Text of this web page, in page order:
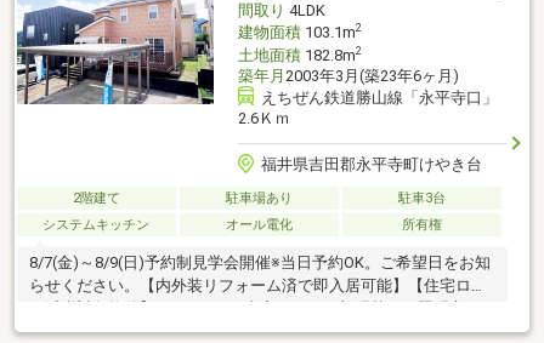
間取り 4LDK
建物面積103.1m2
土地面積182.8m2
築年月 2003年3月(築23年6ヶ月)
えちぜん鉄道勝山線「永平寺口」
2.6Ｋｍ
福井県吉田郡永平寺町けやき台
2階建て 駐車場あり
駐車3台
システムキッチン
オール電化 所有権
8/7(金)～8/9(日)予約制見学会開催※当日予約OK。ご希望日をお知
らせください。【内外装リフォーム済で即入居可能】【住宅ロー
換、防蟻工事、ハウスクリーニング、トイレ、洗面化粧台交換●